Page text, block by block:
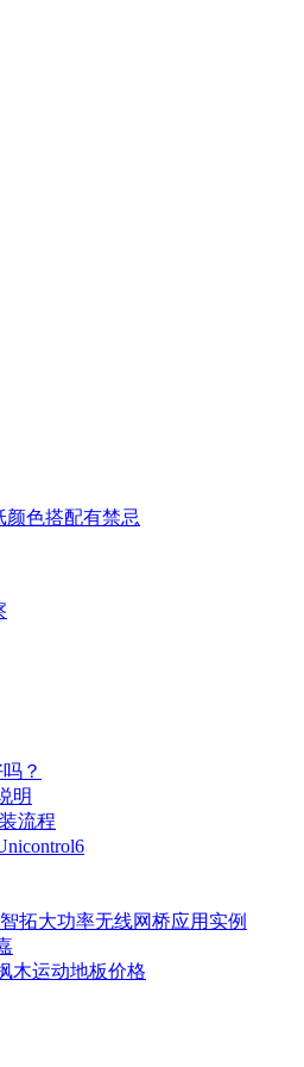
？
明
流程
拓大功率无线网桥应用实例
木运动地板价格